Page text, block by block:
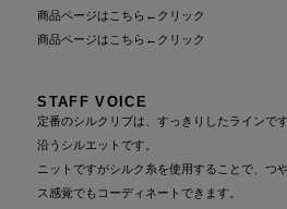
商品ページはこちら ←クリック
商品ページはこちら ←クリック
STAFF VOICE
定番のシルクリブは、すっきりしたラインで
沿うシルエットです。
ニットですがシルク糸を使用することで、つ
ス感覚でもコーディネートできます。